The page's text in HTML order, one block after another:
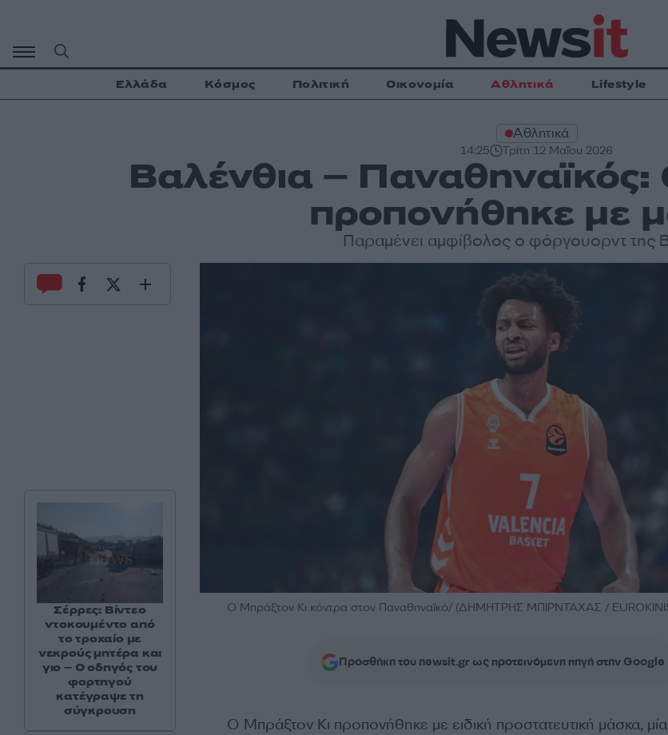
περιεχόμενο
Ελλάδα Κόσμος Πολιτική Οικονομία Αθλητικά Lifestyle
Αθλητικά
14:25 Τρίτη 12 Μαΐου 2026
Βαλένθια –
προπονήθηκε με
Παραμένει αμφίβολος ο φόργουορντ της
Ο Μπράξτον Κι κόντρα στον Παναθηναϊκό/ (ΔΗΜΗΤΡΗΣ ΜΠΙΡΝΤΑΧΑΣ /
Προσθήκη του newsit.gr ως προτεινόμενη πηγή στην Google
Ο Μπράξτον Κι προπονήθηκε με ειδική προστατευτική μάσκα,
Σέρρες: Βίντεο
ντοκουμέντο από
το τροχαίο με
νεκρούς μητέρα και
γιο – Ο οδηγός του
φορτηγού
κατέγραψε τη
σύγκρουση